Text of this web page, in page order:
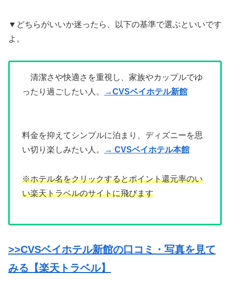
▼どちらがいいか迷ったら、以下の基準で選ぶといいです
よ。
清潔さや快適さを重視し、家族やカップルでゆ
ったり過ごしたい人。
→CVSベイホテル新館
料金を抑えてシンプルに泊まり、ディズニーを思
い切り楽しみたい人。
→ CVSベイホテル本館
※ホテル名をクリックするとポイント還元率のい
い楽天トラベルのサイトに飛びます
>>CVSベイホテル新館の口コミ・写真を見て
みる【楽天トラベル】